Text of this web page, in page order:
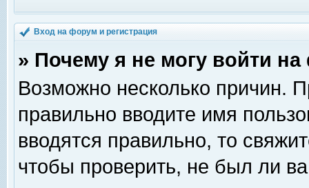
Вход на форум и регистрация
» Почему я не могу войти
Возможно несколько причин.
правильно вводите имя
вводятся правильно, то
чтобы проверить, не был ли